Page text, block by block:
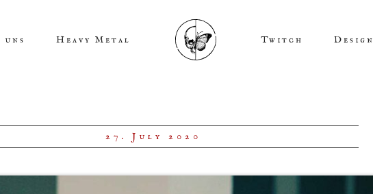
uns Heavy Metal Twitch Design
27. July 2020